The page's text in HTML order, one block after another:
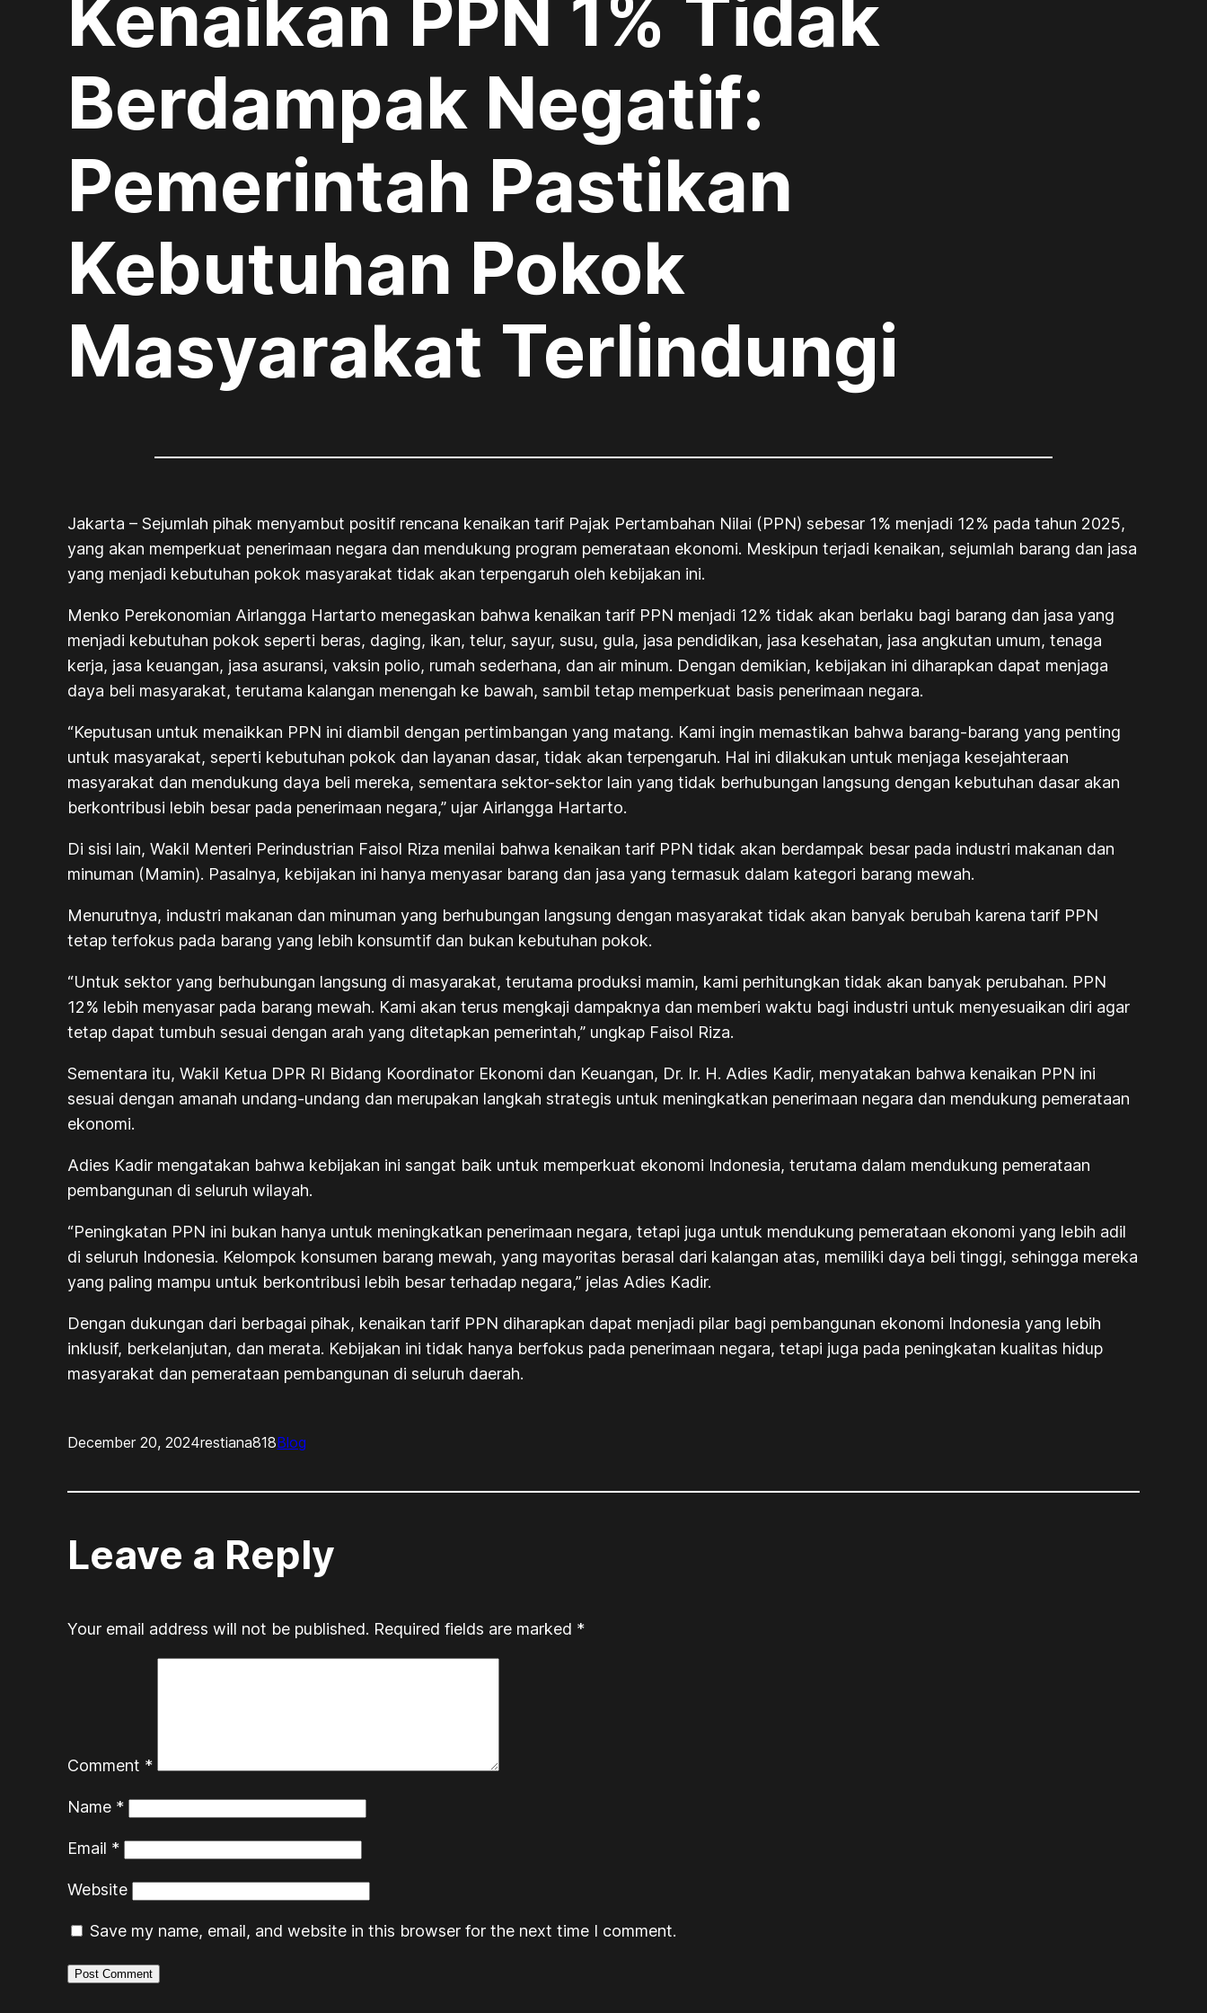
Kenaikan PPN 1% Tidak
Berdampak Negatif:
Pemerintah Pastikan
Kebutuhan Pokok
Masyarakat Terlindungi
Jakarta – Sejumlah pihak menyambut positif rencana kenaikan tarif Pajak Pertambahan Nilai (PPN) sebesar 1% menjadi 12% pada tahun 2025,
yang akan memperkuat penerimaan negara dan mendukung program pemerataan ekonomi. Meskipun terjadi kenaikan, sejumlah barang dan jasa
yang menjadi kebutuhan pokok masyarakat tidak akan terpengaruh oleh kebijakan ini.
Menko Perekonomian Airlangga Hartarto menegaskan bahwa kenaikan tarif PPN menjadi 12% tidak akan berlaku bagi barang dan jasa yang
menjadi kebutuhan pokok seperti beras, daging, ikan, telur, sayur, susu, gula, jasa pendidikan, jasa kesehatan, jasa angkutan umum, tenaga
kerja, jasa keuangan, jasa asuransi, vaksin polio, rumah sederhana, dan air minum. Dengan demikian, kebijakan ini diharapkan dapat menjaga
daya beli masyarakat, terutama kalangan menengah ke bawah, sambil tetap memperkuat basis penerimaan negara.
“Keputusan untuk menaikkan PPN ini diambil dengan pertimbangan yang matang. Kami ingin memastikan bahwa barang-barang yang penting
untuk masyarakat, seperti kebutuhan pokok dan layanan dasar, tidak akan terpengaruh. Hal ini dilakukan untuk menjaga kesejahteraan
masyarakat dan mendukung daya beli mereka, sementara sektor-sektor lain yang tidak berhubungan langsung dengan kebutuhan dasar akan
berkontribusi lebih besar pada penerimaan negara,” ujar Airlangga Hartarto.
Di sisi lain, Wakil Menteri Perindustrian Faisol Riza menilai bahwa kenaikan tarif PPN tidak akan berdampak besar pada industri makanan dan
minuman (Mamin). Pasalnya, kebijakan ini hanya menyasar barang dan jasa yang termasuk dalam kategori barang mewah.
Menurutnya, industri makanan dan minuman yang berhubungan langsung dengan masyarakat tidak akan banyak berubah karena tarif PPN
tetap terfokus pada barang yang lebih konsumtif dan bukan kebutuhan pokok.
“Untuk sektor yang berhubungan langsung di masyarakat, terutama produksi mamin, kami perhitungkan tidak akan banyak perubahan. PPN
12% lebih menyasar pada barang mewah. Kami akan terus mengkaji dampaknya dan memberi waktu bagi industri untuk menyesuaikan diri agar
tetap dapat tumbuh sesuai dengan arah yang ditetapkan pemerintah,” ungkap Faisol Riza.
Sementara itu, Wakil Ketua DPR RI Bidang Koordinator Ekonomi dan Keuangan, Dr. Ir. H. Adies Kadir, menyatakan bahwa kenaikan PPN ini
sesuai dengan amanah undang-undang dan merupakan langkah strategis untuk meningkatkan penerimaan negara dan mendukung pemerataan
ekonomi.
Adies Kadir mengatakan bahwa kebijakan ini sangat baik untuk memperkuat ekonomi Indonesia, terutama dalam mendukung pemerataan
pembangunan di seluruh wilayah.
“Peningkatan PPN ini bukan hanya untuk meningkatkan penerimaan negara, tetapi juga untuk mendukung pemerataan ekonomi yang lebih adil
di seluruh Indonesia. Kelompok konsumen barang mewah, yang mayoritas berasal dari kalangan atas, memiliki daya beli tinggi, sehingga mereka
yang paling mampu untuk berkontribusi lebih besar terhadap negara,” jelas Adies Kadir.
Dengan dukungan dari berbagai pihak, kenaikan tarif PPN diharapkan dapat menjadi pilar bagi pembangunan ekonomi Indonesia yang lebih
inklusif, berkelanjutan, dan merata. Kebijakan ini tidak hanya berfokus pada penerimaan negara, tetapi juga pada peningkatan kualitas hidup
masyarakat dan pemerataan pembangunan di seluruh daerah.
December 20, 2024restiana818Blog
Leave a Reply
Your email address will not be published. Required fields are marked *
Comment *
Name *
Email *
Website
Save my name, email, and website in this browser for the next time I comment.